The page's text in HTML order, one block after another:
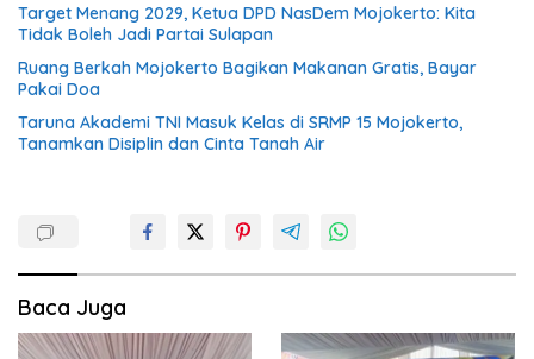
Target Menang 2029, Ketua DPD NasDem Mojokerto: Kita
Tidak Boleh Jadi Partai Sulapan
Ruang Berkah Mojokerto Bagikan Makanan Gratis, Bayar
Pakai Doa
Taruna Akademi TNI Masuk Kelas di SRMP 15 Mojokerto,
Tanamkan Disiplin dan Cinta Tanah Air
Baca Juga